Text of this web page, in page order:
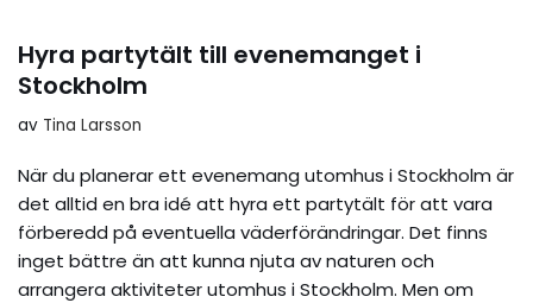
Hyra partytält till evenemanget i
Stockholm
av Tina Larsson
När du planerar ett evenemang utomhus i Stockholm är
det alltid en bra idé att hyra ett partytält för att vara
förberedd på eventuella väderförändringar. Det finns
inget bättre än att kunna njuta av naturen och
arrangera aktiviteter utomhus i Stockholm. Men om